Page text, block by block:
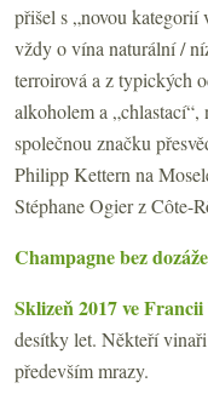
přišel s „novou kategorií
vždy o vína naturální /
terroirová a z typických
alkoholem a
společnou značku
Philipp Kettern na
Stéphane Ogier z Côte-
Champagne bez
Sklizeň 2017 ve
desítky let. Někteří
především mrazy.